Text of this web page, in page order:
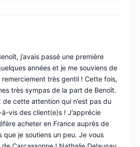
j’avais passé une première
années et je me souviens de
très gentil ! Cette fois,
très sympas de la part de Benoît.
de cette attention qui n’est pas du
vis des client(e)s ! J’apprécie
acheter en France auprès de
que je soutiens un peu. Je vous